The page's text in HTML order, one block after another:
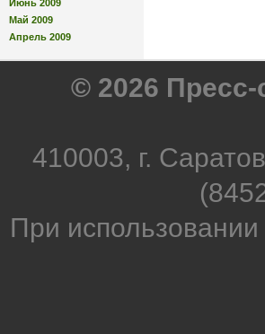
Июнь 2009
Май 2009
Апрель 2009
© 2026
410003, г.
При